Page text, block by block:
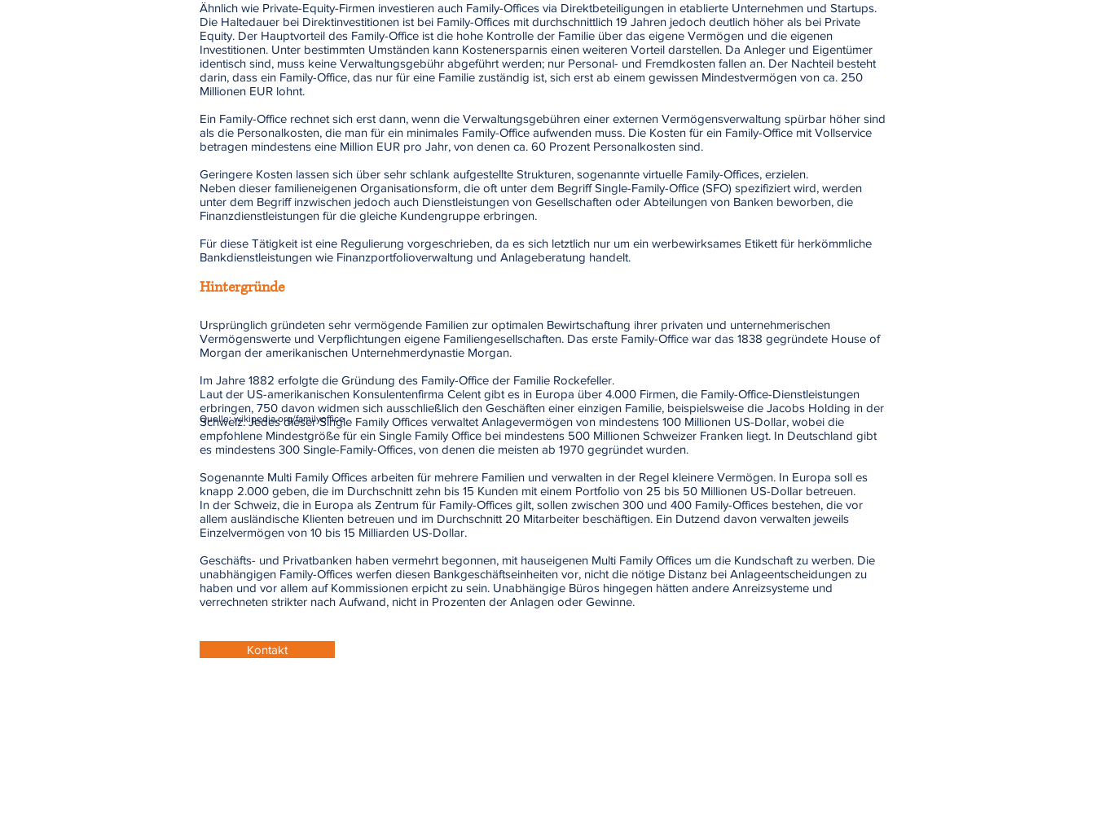
Ähnlich wie Private-Equity-Firmen investieren auch Family-Offices via Direktbeteiligungen in etablierte Unternehmen und Startups.
Die Haltedauer bei Direktinvestitionen ist bei Family-Offices mit durchschnittlich 19 Jahren jedoch deutlich höher als bei Private
Equity. Der Hauptvorteil des Family-Office ist die hohe Kontrolle der Familie über das eigene Vermögen und die eigenen
Investitionen. Unter bestimmten Umständen kann Kostenersparnis einen weiteren Vorteil darstellen. Da Anleger und Eigentümer
identisch sind, muss keine Verwaltungsgebühr abgeführt werden; nur Personal- und Fremdkosten fallen an. Der Nachteil besteht
darin, dass ein Family-Office, das nur für eine Familie zuständig ist, sich erst ab einem gewissen Mindestvermögen von ca. 250
Millionen EUR lohnt.
Ein Family-Office rechnet sich erst dann, wenn die Verwaltungsgebühren einer externen Vermögensverwaltung spürbar höher sind
als die Personalkosten, die man für ein minimales Family-Office aufwenden muss. Die Kosten für ein Family-Office mit Vollservice
betragen mindestens eine Million EUR pro Jahr, von denen ca. 60 Prozent Personalkosten sind.
Geringere Kosten lassen sich über sehr schlank aufgestellte Strukturen, sogenannte virtuelle Family-Offices, erzielen.
Neben dieser familieneigenen Organisationsform, die oft unter dem Begriff Single-Family-Office (SFO) spezifiziert wird, werden
unter dem Begriff inzwischen jedoch auch Dienstleistungen von Gesellschaften oder Abteilungen von Banken beworben, die
Finanzdienstleistungen für die gleiche Kundengruppe erbringen.
Für diese Tätigkeit ist eine Regulierung vorgeschrieben, da es sich letztlich nur um ein werbewirksames Etikett für herkömmliche
Bankdienstleistungen wie Finanzportfolioverwaltung und Anlageberatung handelt.
Hintergründe
Ursprünglich gründeten sehr vermögende Familien zur optimalen Bewirtschaftung ihrer privaten und unternehmerischen
Vermögenswerte und Verpflichtungen eigene Familiengesellschaften. Das erste Family-Office war das 1838 gegründete House of
Morgan der amerikanischen Unternehmerdynastie Morgan.
Im Jahre 1882 erfolgte die Gründung des Family-Office der Familie Rockefeller.
Laut der US-amerikanischen Konsulentenfirma Celent gibt es in Europa über 4.000 Firmen, die Family-Office-Dienstleistungen
erbringen, 750 davon widmen sich ausschließlich den Geschäften einer einzigen Familie, beispielsweise die Jacobs Holding in der
Schweiz. Jedes dieser Single Family Offices verwaltet Anlagevermögen von mindestens 100 Millionen US-Dollar, wobei die
empfohlene Mindestgröße für ein Single Family Office bei mindestens 500 Millionen Schweizer Franken liegt. In Deutschland gibt
es mindestens 300 Single-Family-Offices, von denen die meisten ab 1970 gegründet wurden.
Sogenannte Multi Family Offices arbeiten für mehrere Familien und verwalten in der Regel kleinere Vermögen. In Europa soll es
knapp 2.000 geben, die im Durchschnitt zehn bis 15 Kunden mit einem Portfolio von 25 bis 50 Millionen US-Dollar betreuen.
In der Schweiz, die in Europa als Zentrum für Family-Offices gilt, sollen zwischen 300 und 400 Family-Offices bestehen, die vor
allem ausländische Klienten betreuen und im Durchschnitt 20 Mitarbeiter beschäftigen. Ein Dutzend davon verwalten jeweils
Einzelvermögen von 10 bis 15 Milliarden US-Dollar.
Geschäfts- und Privatbanken haben vermehrt begonnen, mit hauseigenen Multi Family Offices um die Kundschaft zu werben. Die
unabhängigen Family-Offices werfen diesen Bankgeschäftseinheiten vor, nicht die nötige Distanz bei Anlageentscheidungen zu
haben und vor allem auf Kommissionen erpicht zu sein. Unabhängige Büros hingegen hätten andere Anreizsysteme und
verrechneten strikter nach Aufwand, nicht in Prozenten der Anlagen oder Gewinne.
Quelle: wikipedia.org/familyoffice
Kontakt